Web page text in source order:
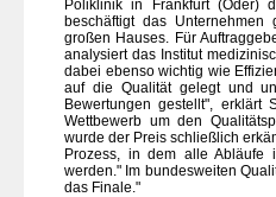
Poliklinik in Frankfurt (Oder)
beschäftigt das
großen Hauses. Für
analysiert das Institut
dabei ebenso wichtig wie
auf die Qualität gelegt und
Bewertungen gestellt", erklärt
Wettbewerb um den
wurde der Preis schließlich
Prozess, in dem alle Abläufe
werden." Im bundesweiten
das Finale."